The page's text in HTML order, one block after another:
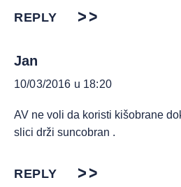
REPLY
Jan
10/03/2016 u 18:20
AV ne voli da koristi kišobrane
slici drži suncobran .
REPLY